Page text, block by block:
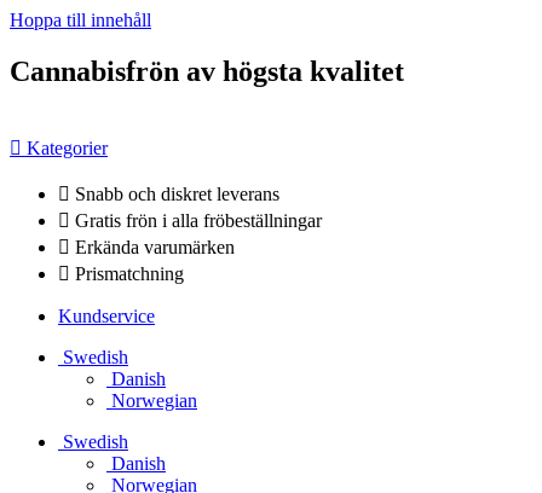
Hoppa till innehåll
Cannabisfrön av högsta kvalitet
Kategorier
Snabb och diskret leverans
Gratis frön i alla fröbeställningar
Erkända varumärken
Prismatchning
Kundservice
Swedish
Danish
Norwegian
Swedish
Danish
Norwegian